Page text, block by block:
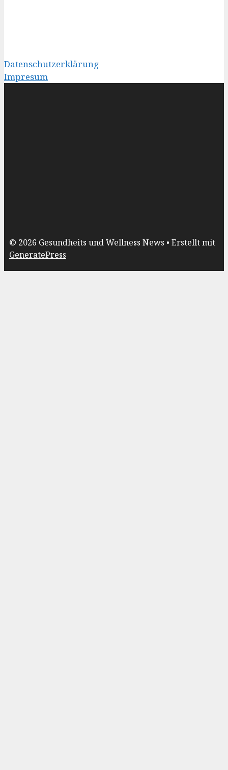
Datenschutzerklärung
Impresum
© 2026 Gesundheits und Wellness News • Erstellt mit
GeneratePress